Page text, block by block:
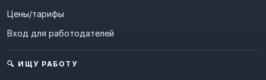
Цены/тарифы
Вход для работодателей
🔍 ИЩУ РАБОТУ